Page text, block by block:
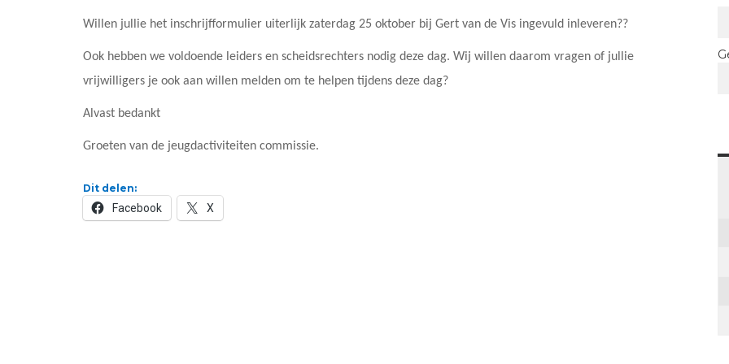
Willen jullie het inschrijfformulier uiterlijk zaterdag 25 oktober bij Gert van de Vis ingevuld inleveren??
Ook hebben we voldoende leiders en scheidsrechters nodig deze dag. Wij willen daarom vragen of jullie
vrijwilligers je ook aan willen melden om te helpen tijdens deze dag?
Alvast bedankt
Groeten van de jeugdactiviteiten commissie.
Dit delen:
Facebook X